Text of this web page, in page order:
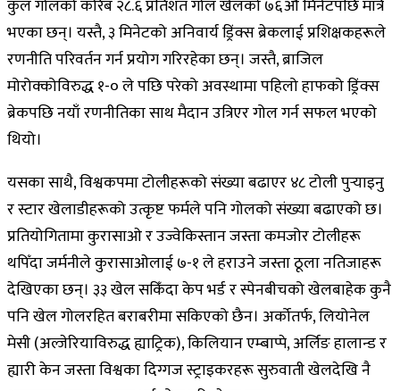
कुल गोलको करिब २८.६ प्रतिशत गोल खेलको ७६औं मिनेटपछि मात्रै
भएका छन्। यस्तै, ३ मिनेटको अनिवार्य ड्रिंक्स ब्रेकलाई प्रशिक्षकहरूले
रणनीति परिवर्तन गर्न प्रयोग गरिरहेका छन्। जस्तै, ब्राजिल
मोरोक्कोविरुद्ध १-० ले पछि परेको अवस्थामा पहिलो हाफको ड्रिंक्स
ब्रेकपछि नयाँ रणनीतिका साथ मैदान उत्रिएर गोल गर्न सफल भएको
थियो।
यसका साथै, विश्वकपमा टोलीहरूको संख्या बढाएर ४८ टोली पुर्‍याइनु
र स्टार खेलाडीहरूको उत्कृष्ट फर्मले पनि गोलको संख्या बढाएको छ।
प्रतियोगितामा कुरासाओ र उज्वेकिस्तान जस्ता कमजोर टोलीहरू
थपिँदा जर्मनीले कुरासाओलाई ७-१ ले हराउने जस्ता ठूला नतिजाहरू
देखिएका छन्। ३३ खेल सकिँदा केप भर्ड र स्पेनबीचको खेलबाहेक कुनै
पनि खेल गोलरहित बराबरीमा सकिएको छैन। अर्कोतर्फ, लियोनेल
मेसी (अल्जेरियाविरुद्ध ह्याट्रिक), किलियान एम्बाप्पे, अर्लिङ हालान्ड र
ह्यारी केन जस्ता विश्वका दिग्गज स्ट्राइकरहरू सुरुवाती खेलदेखि नै